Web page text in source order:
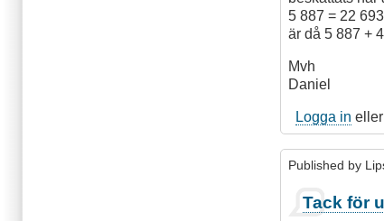
5 887 = 22
är då 5 887 +
Mvh
Daniel
Logga in eller
Published by
Tack för